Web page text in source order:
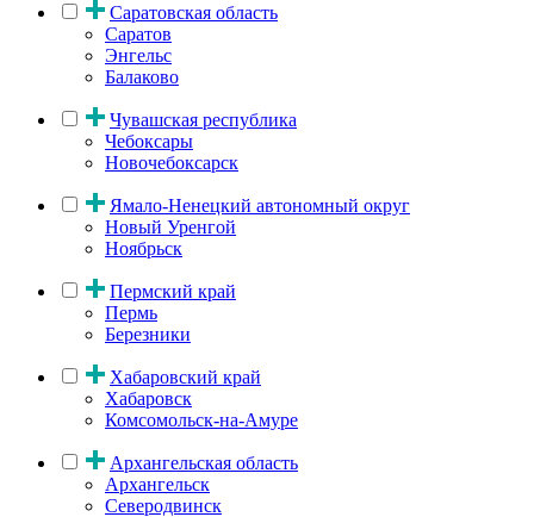
Саратовская область
Саратов
Энгельс
Балаково
Чувашская республика
Чебоксары
Новочебоксарск
Ямало-Ненецкий автономный округ
Новый Уренгой
Ноябрьск
Пермский край
Пермь
Березники
Хабаровский край
Хабаровск
Комсомольск-на-Амуре
Архангельская область
Архангельск
Северодвинск